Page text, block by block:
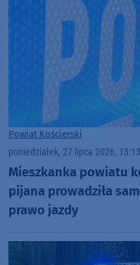
Powiat Kościerski
poniedziałek, 27 lipca 2026, 13:13
Mieszkanka powiatu
pijana prowadziła
prawo jazdy